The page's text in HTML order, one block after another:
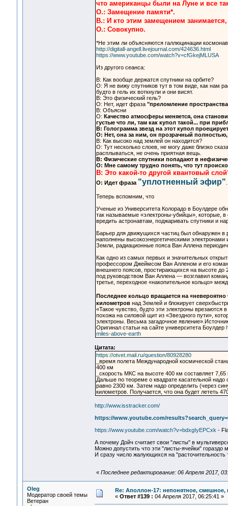
что американцы были на Луне и все
О.: Замещение памяти*.
В.: И кто этим замещением
О.: Совокупно.
*Не этим ли объясняются галлюцинации
http://digitall-angell.livejournal.com/424636.html
https://www.youtube.com/watch?v=cfGkejMLUSA
Из другого сеанса:
В: Как вообще держатся спутники на орбите?
О: Я не вижу спутников тут в том виде, как нам
будто в гель их воткнули и они висят.
В: Это физический гель?
О: Нет, идет фраза "преломление
В: Объясни
О: Качество атмосферы меняется, она
густые что ли, там как купол такой... при
В: Голограмма звезд на этот купол
О: Нет, она за ним, он прозрачный полностью,
В: Как высоко над землей он находится?
О: Тут несколько слоев, не могу даже близко
расплываться, не очень приятная вещь.
В: Физические спутники попадают в
О: Мне самому трудно понять, что тут
В: Это какой-то другой квантовый
О: Идет фраза "уплотненный эфир"
Теперь вспомним, что
Ученые из Университета Колорадо в Боулдере
так называемые «электроны-убийцы», которые,
вредить астронавтам, поджаривать спутники и
Барьер для движущихся частиц был обнаружен
наполнены высокоэнергетическими
Земли, радиационные пояса Ван Аллена
Как одно из самых первых и значительных
профессором Джеймсом Ван Алленом и его
внешнего поясов, простирающихся на высоте до
под руководством Ван Аллена — возглавил
третье, переходное «накопительное кольцо»
Последнее кольцо вращается на
километровнад Землей и блокирует
«Такое чувство, будто эти электроны
похожа на силовой щит из «Звездного пути»,
электроны. Весьма загадочное
Оригинал статьи на сайте университета Боулдер
miles-above-earth
Цитата:
https://otvet.mail.ru/question/80928280
_время полета Международной космической
400 км
_скорость МКС на высоте 400 км составляет
Дальше по теореме о квадрате касательной
равно 2300 км. Затем надо определить (через
километров. Получается, что она будет лететь
http://www.isstracker.com/
https://www.youtube.com/
https://www.youtube.com/watch?v=bdxgIyEPCxk -
А почему Дойч считает свои "листы" в
Можно допустить что эти "листы-ячейки"
И сразу число жалующихся на
« Последнее редактирование: 06 Апреля 2017,
Oleg
Модератор своей темы
Ветеран
Re: Аполлон-17: непонятное, смешное,
« Ответ #139 : 04 Апреля 2017, 06:25:41 »